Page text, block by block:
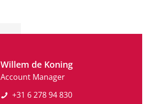
Willem de Koning
Account Manager
+31 6 278 94 830